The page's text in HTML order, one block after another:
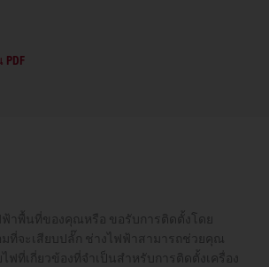
าพื้นที่ของคุณหรือ ขอรับการติดตั้งโดย
ที่จะเสียบปลั๊ก ช่างไฟฟ้าสามารถช่วยคุณ
ฟที่เกี่ยวข้องที่จำเป็นสำหรับการติดตั้งเครื่อง